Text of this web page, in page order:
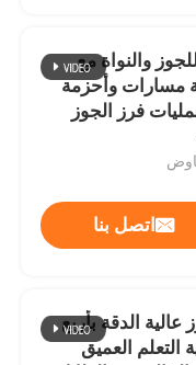
والنواة مع
مسارات وأحزمة
فرز الجوز
اتصل بنا
عالية الدقة بأربع
التعلم العميق